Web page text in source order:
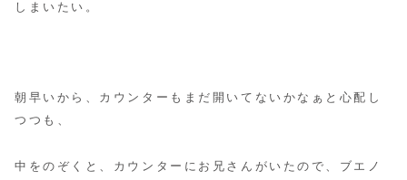
しまいたい。
朝早いから、カウンターもまだ開いてないかなぁと心配し
つつも、
中をのぞくと、カウンターにお兄さんがいたので、ブエノ